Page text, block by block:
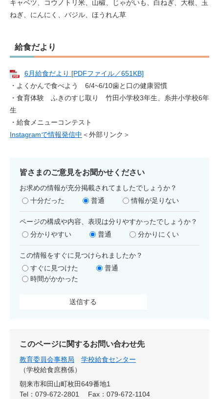
キャベツ、コウノトリ米、山椒、じゃがいも、白ねぎ、大根、玉
ねぎ、にんにく、バジル、ほうれん草
給食だより
6月給食だより [PDFファイル／651KB]
・よくかんで食べよう 6/4~6/10歯と口の健康習慣
・食育体験 ふきのすじ取り 竹田小学校3年生、糸井小学校6年
生
・給食メニューコンテスト
Instagramで情報発信中 ＜外部リンク＞
皆さまのご意見をお聞かせください
お求めの情報が充分掲載されてましたでしょうか？
十分だった
普通 情報が足りない
ページの構成や内容、表現は分りやすかったでしょうか？
分かりやすい
普通 分かりにくい
この情報をすぐに見つけられましたか？
すぐに見つけた
普通
時間がかかった
このページに関するお問い合わせ先
教育委員会事務局
学校給食センター
学校給食庶務係
朝来市和田山町枚田649番地1
Tel：079-672-2801
Fax：079-672-1104